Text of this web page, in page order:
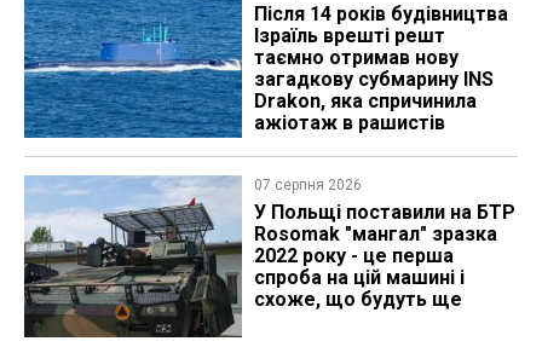
Після 14 років будівництва
Ізраїль врешті решт
таємно отримав нову
загадкову субмарину INS
Drakon, яка спричинила
ажіотаж в рашистів
07 серпня 2026
У Польщі поставили на БТР
Rosomak "мангал" зразка
2022 року - це перша
спроба на цій машині і
схоже, що будуть ще